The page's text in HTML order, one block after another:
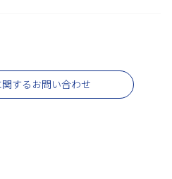
関するお問い合わせ